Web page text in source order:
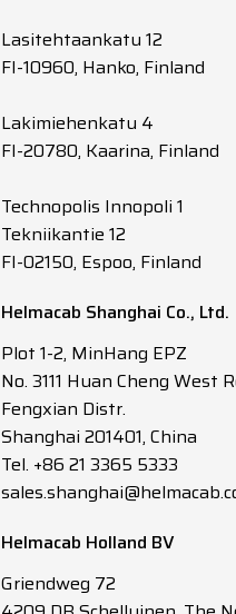
Lasitehtaankatu 12
FI-10960, Hanko, Finland
Lakimiehenkatu 4
FI-20780, Kaarina, Finland
Technopolis Innopoli 1
Tekniikantie 12
FI-02150, Espoo, Finland
Helmacab Shanghai Co., Ltd.
Plot 1-2, MinHang EPZ
No. 3111 Huan Cheng West
Fengxian Distr.
Shanghai 201401, China
Tel. +86 21 3365 5333
Helmacab Holland BV
Griendweg 72